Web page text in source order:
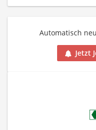
Automatisch
Jetzt